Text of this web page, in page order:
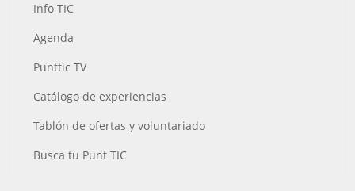
Info TIC
Agenda
Punttic TV
Catálogo de experiencias
Tablón de ofertas y voluntariado
Busca tu Punt TIC